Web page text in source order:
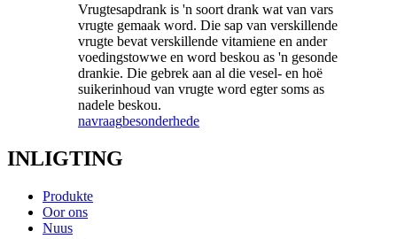
Vrugtesapdrank is 'n soort drank wat van vars
vrugte gemaak word. Die sap van verskillende
vrugte bevat verskillende vitamiene en ander
voedingstowwe en word beskou as 'n gesonde
drankie. Die gebrek aan al die vesel- en hoë
suikerinhoud van vrugte word egter soms as
nadele beskou.
navraagbesonderhede
INLIGTING
Produkte
Oor ons
Nuus